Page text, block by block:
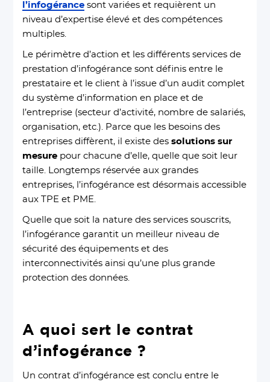
l’infogérance sont variées et requièrent un
niveau d’expertise élevé et des compétences
multiples.
Le périmètre d’action et les différents services de
prestation d’infogérance sont définis entre le
prestataire et le client à l’issue d’un audit complet
du système d’information en place et de
l’entreprise (secteur d’activité, nombre de salariés,
organisation, etc.). Parce que les besoins des
entreprises diffèrent, il existe dessolutions sur
mesure pour chacune d’elle, quelle que soit leur
taille. Longtemps réservée aux grandes
entreprises, l’infogérance est désormais accessible
aux TPE et PME.
Quelle que soit la nature des services souscrits,
l’infogérance garantit un meilleur niveau de
sécurité des équipements et des
interconnectivités ainsi qu’une plus grande
protection des données.
A quoi sert le contrat
d’infogérance ?
Un contrat d’infogérance est conclu entre le